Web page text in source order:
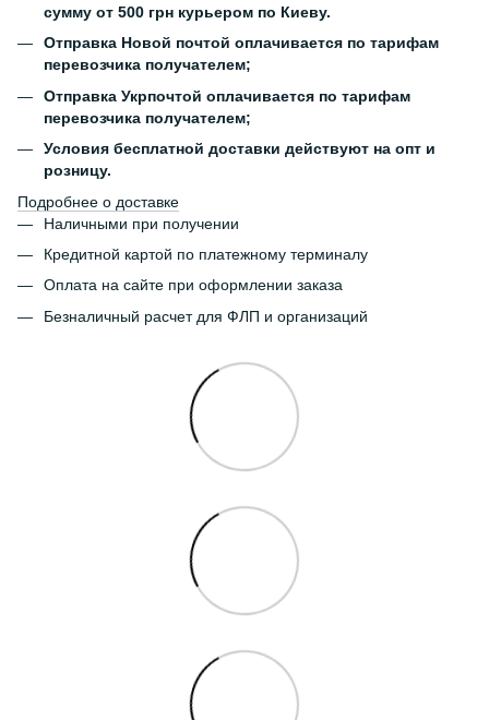
сумму от 500 грн курьером по Киеву.
Отправка Новой почтой оплачивается по тарифам
перевозчика получателем;
Отправка Укрпочтой оплачивается по тарифам
перевозчика получателем;
Условия бесплатной доставки действуют на опт и
розницу.
Подробнее о доставке
Наличными при получении
Кредитной картой по платежному терминалу
Оплата на сайте при оформлении заказа
Безналичный расчет для ФЛП и организаций